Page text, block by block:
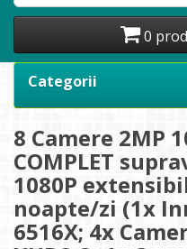
0
Categorii
8 Camere 2MP
COMPLET
1080P
noapte/zi (1x
6516X; 4x